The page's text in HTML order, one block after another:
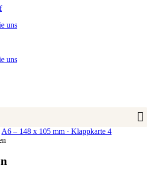
uns
uns
A6 – 148 x 105 mm · Klappkarte 4